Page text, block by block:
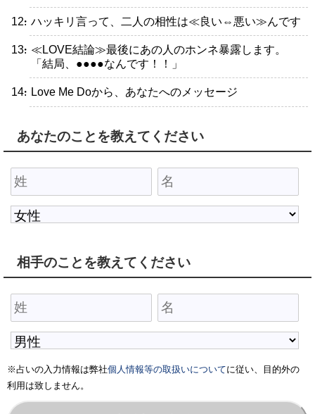
・ハッキリ言って、二人の相性は≪良い⇔悪い≫んです
・≪LOVE結論≫最後にあの人のホンネ暴露します。
「結局、●●●●なんです！！」
・Love Me Doから、あなたへのメッセージ
あなたのことを教えてください
相手のことを教えてください
※占いの入力情報は弊社個人情報等の取扱いについてに従い、目的外の
利用は致しません。